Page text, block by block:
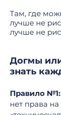
Там, где
лучше не
лучше не
Догмы
знать
Правило №1:
нет права